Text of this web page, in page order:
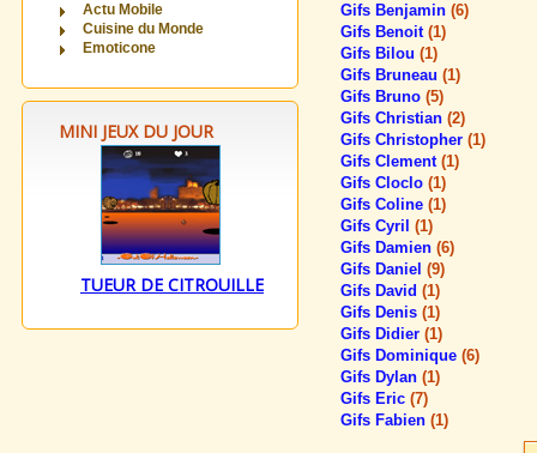
Actu Mobile
Cuisine du Monde
Emoticone
MINI JEUX DU JOUR
TUEUR DE CITROUILLE
Gifs Benjamin (6)
Gifs Benoit (1)
Gifs Bilou (1)
Gifs Bruneau (1)
Gifs Bruno (5)
Gifs Christian (2)
Gifs Christopher (1)
Gifs Clement (1)
Gifs Cloclo (1)
Gifs Coline (1)
Gifs Cyril (1)
Gifs Damien (6)
Gifs Daniel (9)
Gifs David (1)
Gifs Denis (1)
Gifs Didier (1)
Gifs Dominique (6)
Gifs Dylan (1)
Gifs Eric (7)
Gifs Fabien (1)